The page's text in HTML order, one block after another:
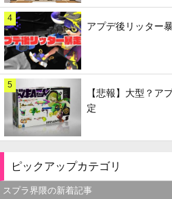
4
アプデ後リッター
5
【悲報】大型？ア
定
ピックアップカテゴリ
スプラ界隈の新着記事